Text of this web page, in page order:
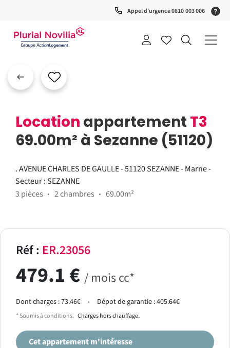
Appel d'urgence 0810 003 006
Location appartement T3
69.00m² à Sezanne (51120)
. AVENUE CHARLES DE GAULLE - 51120 SEZANNE - Marne -
Secteur : SEZANNE
3 pièces
2 chambres 69.00m²
Réf : ER.23056
479.1 € / mois cc*
Dont charges : 73.46€ Dépot de garantie : 405.64€
* Soumis à conditions. Charges hors chauffage.
Cet appartement m'intéresse
de
chat